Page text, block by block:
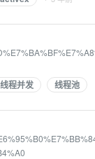
程并发 线程池